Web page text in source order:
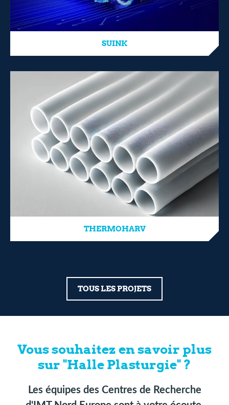
SUINK
THERMOHARV
TOUS LES PROJETS
Vous souhaitez en savoir plus
sur "Halle Plasturgie" ?
Les équipes des Centres de Recherche